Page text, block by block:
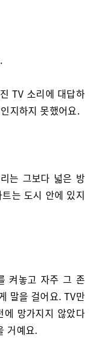
TV 소리에 대답하
지하지 못했어요.
는 그보다 넓은 방
는 도시 안에 있지
켜놓고 자주 그 존
말을 걸어요. TV만
망가지지 않았다
거예요.